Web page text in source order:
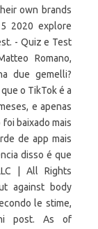
own brands
2020 explore
- Quiz e Test
Romano,
due gemelli?
o TikTok é a
e apenas
baixado mais
de app mais
disso é que
| All Rights
against body
le stime,
post. As of